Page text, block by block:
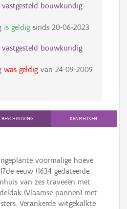
vastgesteld bouwkundig
is geldigsinds 20-06-2023
vastgesteld bouwkundig
was geldigvan 24-09-2009
BESCHRIJVING KENMERKEN
voormalige hoeve
eeuw (1634 gedateerde
van zes traveeën met
(Vlaamse pannen) met
Verankerde witgekalkte